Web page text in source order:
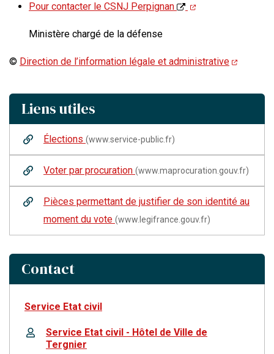
Pour contacter le CSNJ Perpignan
Ministère chargé de la défense
© Direction de l’information légale et administrative
Liens utiles
Élections (www.service-public.fr)
Voter par procuration (www.maprocuration.gouv.fr)
Pièces permettant de justifier de son identité au
moment du vote (www.legifrance.gouv.fr)
Contact
Service Etat civil
Service Etat civil - Hôtel de Ville de
Tergnier